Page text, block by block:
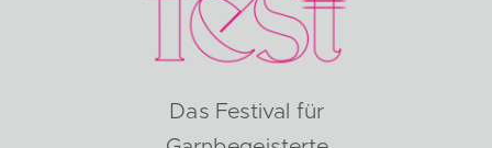
Das Festival für